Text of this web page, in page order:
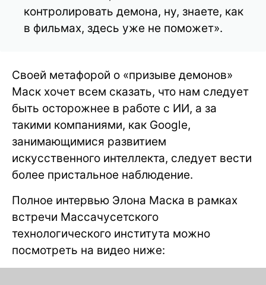
контролировать демона, ну, знаете, как
в фильмах, здесь уже не поможет».
Своей метафорой о «призыве демонов»
Маск хочет всем сказать, что нам следует
быть осторожнее в работе с ИИ, а за
такими компаниями, как Google,
занимающимися развитием
искусственного интеллекта, следует вести
более пристальное наблюдение.
Полное интервью Элона Маска в рамках
встречи Массачусетского
технологического института можно
посмотреть на видео ниже: